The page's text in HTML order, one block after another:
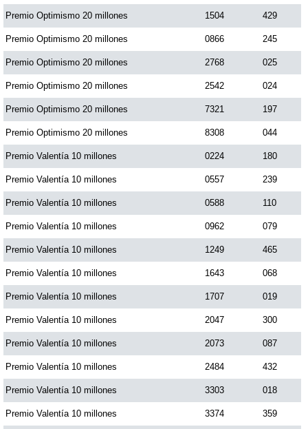
Paisita 3
Pick 3 Día
Pick 3 Noche
Pick 4 Día
Pick 4 Noche
Pijao de Oro
Sinuano Día
Sinuano Noche
Super Chontico Noche
Premio Optimismo 20 millones 1504 429
Premio Optimismo 20 millones 0866 245
Premio Optimismo 20 millones 2768 025
Premio Optimismo 20 millones 2542 024
Premio Optimismo 20 millones 7321 197
Premio Optimismo 20 millones 8308 044
Premio Valentía 10 millones 0224 180
Premio Valentía 10 millones 0557 239
Premio Valentía 10 millones 0588 110
Premio Valentía 10 millones 0962 079
Premio Valentía 10 millones 1249 465
Premio Valentía 10 millones 1643 068
Premio Valentía 10 millones 1707 019
Premio Valentía 10 millones 2047 300
Premio Valentía 10 millones 2073 087
Premio Valentía 10 millones 2484 432
Premio Valentía 10 millones 3303 018
Premio Valentía 10 millones 3374 359